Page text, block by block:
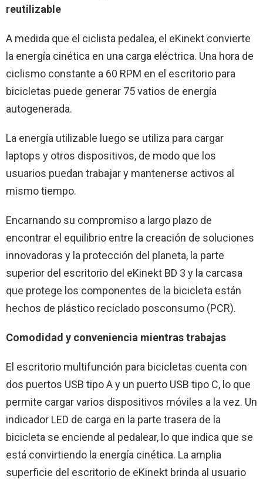
reutilizable
A medida que el ciclista pedalea, el eKinekt convierte
la energía cinética en una carga eléctrica. Una hora de
ciclismo constante a 60 RPM en el escritorio para
bicicletas puede generar 75 vatios de energía
autogenerada.
La energía utilizable luego se utiliza para cargar
laptops y otros dispositivos, de modo que los
usuarios puedan trabajar y mantenerse activos al
mismo tiempo.
Encarnando su compromiso a largo plazo de
encontrar el equilibrio entre la creación de soluciones
innovadoras y la protección del planeta, la parte
superior del escritorio del eKinekt BD 3 y la carcasa
que protege los componentes de la bicicleta están
hechos de plástico reciclado posconsumo (PCR).
Comodidad y conveniencia mientras trabajas
El escritorio multifunción para bicicletas cuenta con
dos puertos USB tipo A y un puerto USB tipo C, lo que
permite cargar varios dispositivos móviles a la vez. Un
indicador LED de carga en la parte trasera de la
bicicleta se enciende al pedalear, lo que indica que se
está convirtiendo la energía cinética. La amplia
superficie del escritorio de eKinekt brinda al usuario